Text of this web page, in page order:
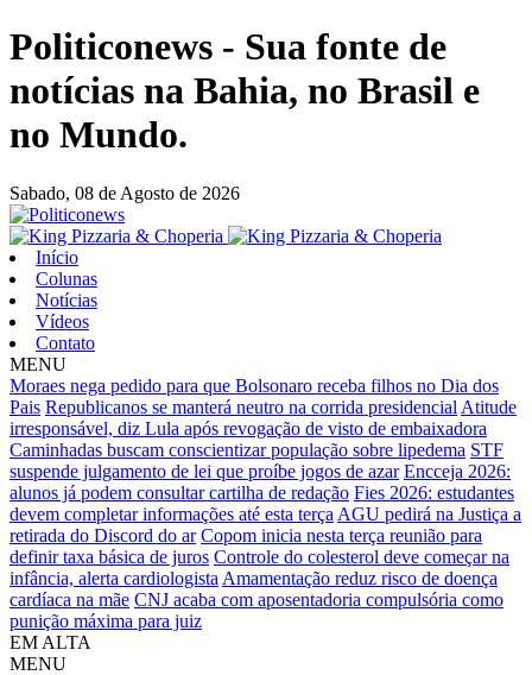
Politiconews - Sua fonte de
notícias na Bahia, no Brasil e
no Mundo.
Sabado, 08 de Agosto de 2026
Início
Colunas
Notícias
Vídeos
Contato
MENU
Moraes nega pedido para que Bolsonaro receba filhos no Dia dos
Pais Republicanos se manterá neutro na corrida presidencial Atitude
irresponsável, diz Lula após revogação de visto de embaixadora
Caminhadas buscam conscientizar população sobre lipedema STF
suspende julgamento de lei que proíbe jogos de azar Encceja 2026:
alunos já podem consultar cartilha de redação Fies 2026: estudantes
devem completar informações até esta terça AGU pedirá na Justiça a
retirada do Discord do ar Copom inicia nesta terça reunião para
definir taxa básica de juros Controle do colesterol deve começar na
infância, alerta cardiologista Amamentação reduz risco de doença
cardíaca na mãe CNJ acaba com aposentadoria compulsória como
punição máxima para juiz
EM ALTA
MENU